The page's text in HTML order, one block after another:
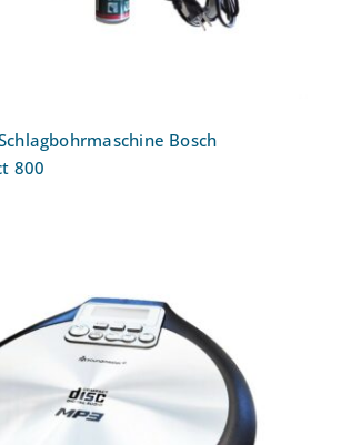
Bosch
800
MP3-Player soundmaster